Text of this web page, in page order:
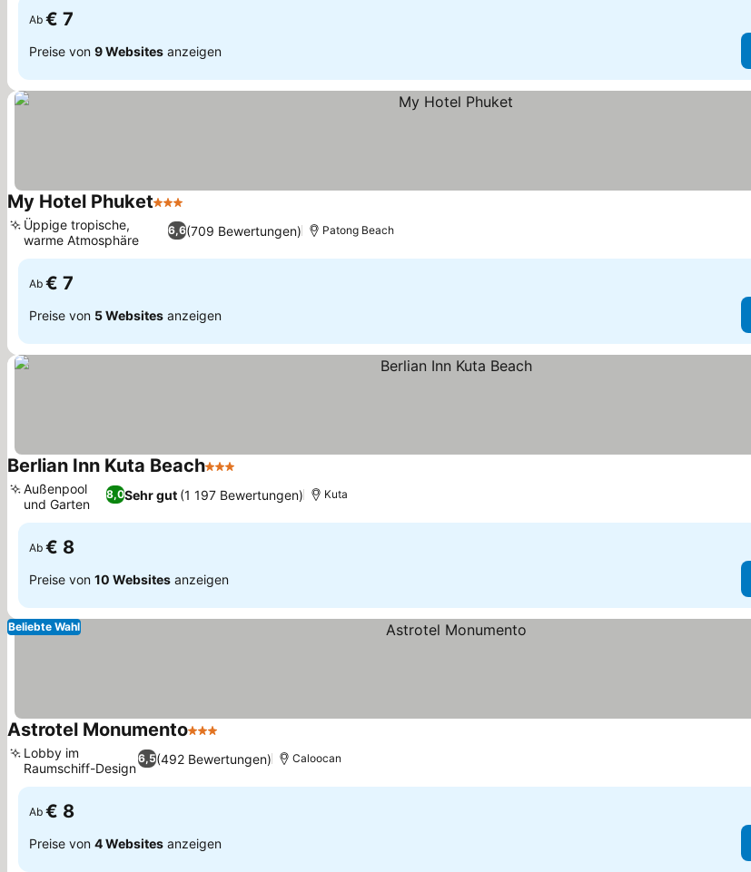
Ab € 7
Preise von 9 Websites anzeigen
My Hotel Phuket3 Sterne
6,6(709 Bewertungen)
Üppige tropische,
warme Atmosphäre
Patong Beach
Ab € 7
Preise von 5 Websites anzeigen
Berlian Inn Kuta Beach3 Sterne
8,0Sehr gut (1 197 Bewertungen)
Außenpool
und Garten
Kuta
Ab € 8
Preise von 10 Websites anzeigen
Beliebte Wahl
Astrotel Monumento3 Sterne
6,5(492 Bewertungen)
Lobby im
Raumschiff-Design
Caloocan
Ab € 8
Preise von 4 Websites anzeigen